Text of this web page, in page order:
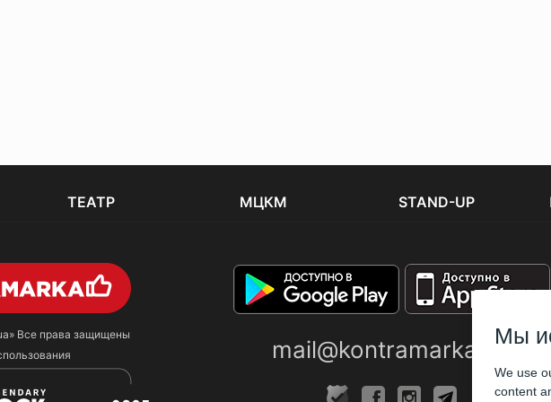
ТЕАТР МЦКМ STAND-UP
Все права защищены
mail@kontramarka.ua
Мы
We use
content